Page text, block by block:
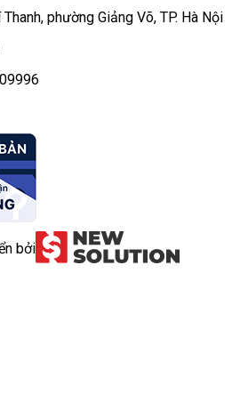
phường Giảng Võ, TP. Hà Nội
bởi